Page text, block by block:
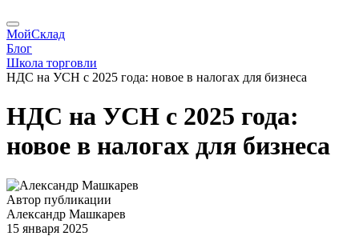
МойСклад
Блог
Школа торговли
НДС на УСН с 2025 года: новое в налогах для бизнеса
НДС на УСН с 2025 года:
новое в налогах для бизнеса
Автор публикации
Александр Машкарев
15 января 2025